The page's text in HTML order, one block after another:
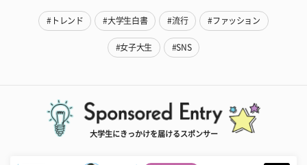
#トレンド #大学生白書 #流行 #ファッション
#女子大生 #SNS
大学生にきっかけを届けるスポンサー